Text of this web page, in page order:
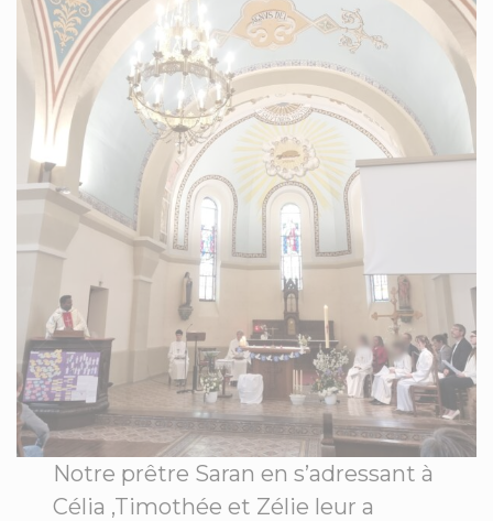
Notre prêtre Saran en s’adressant à
Célia ,Timothée et Zélie leur a